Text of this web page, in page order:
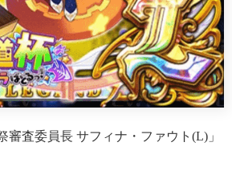
査委員長 サフィナ・ファウト(L)」